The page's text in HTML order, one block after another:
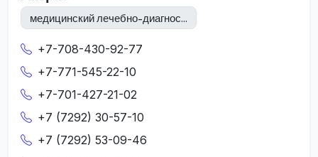
медицинский лечебно-диагнос...
+7-708-430-92-77
+7-771-545-22-10
+7-701-427-21-02
+7 (7292) 30-57-10
+7 (7292) 53-09-46